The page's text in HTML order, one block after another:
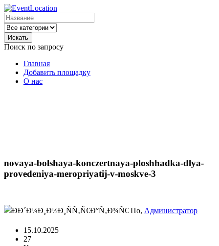
Искать
Поиск по запросу
Главная
Добавить площадку
О нас
novaya-bolshaya-konczertnaya-ploshhadka-dlya-
provedeniya-meropriyatij-v-moskve-3
По, Администратор
15.10.2025
27